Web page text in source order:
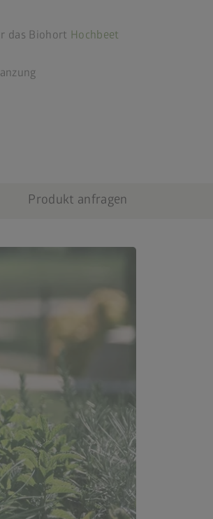
das Biohort Hochbeet
Produkt anfragen